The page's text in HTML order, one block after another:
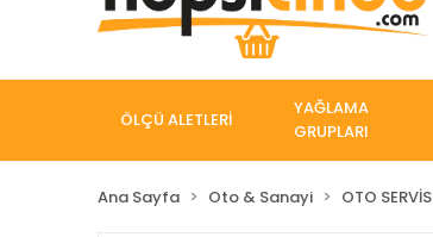
ÖLÇÜ ALETLERİ
YAĞLAMA
GRUPLARI
Ana Sayfa Oto & Sanayi OTO SERVİS